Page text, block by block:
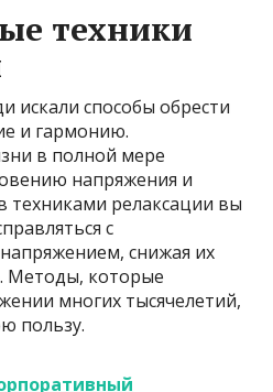
техники
искали способы обрести
и гармонию.
в полной мере
напряжения и
техниками релаксации вы
с
снижая их
Методы, которые
многих тысячелетий,
пользу.